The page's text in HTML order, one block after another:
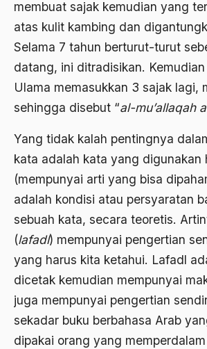
membuat sajak kemudian yang
atas kulit kambing dan
Selama 7 tahun berturut-turut
datang, ini ditradisikan.
Ulama memasukkan 3 sajak lagi,
sehingga disebut “al-mu’allaqah
Yang tidak kalah pentingnya
kata adalah kata yang digunakan
(mempunyai arti yang bisa
adalah kondisi atau persyaratan
sebuah kata, secara teoretis.
(lafadl) mempunyai pengertian
yang harus kita ketahui. Lafadl
dicetak kemudian mempunyai
juga mempunyai pengertian
sekadar buku berbahasa Arab
dipakai orang yang
agama populer
Agama Terang
Agamawan
Agraria
agraris
Agum Gumelar
Agus Miftah
Ahimsa
Ahli
ahli fikih
Ahli Ilmu Agama